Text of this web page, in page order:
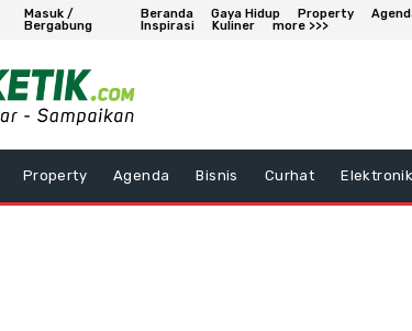
Masuk /
Bergabung
Beranda Gaya Hidup Property
Inspirasi
Kuliner more >>>
Property Agenda Bisnis Curhat Elektronik